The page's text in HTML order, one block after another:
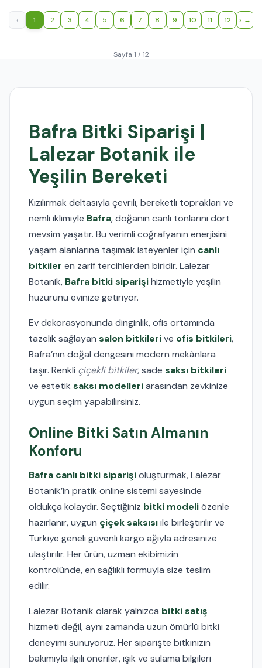
‹ 1 2 3 4 5 6 7 8 9 10 11 12 ›
Sayfa 1 / 12
Bafra Bitki Siparişi |
Lalezar Botanik ile
Yeşilin Bereketi
Kızılırmak deltasıyla çevrili, bereketli toprakları ve
nemli iklimiyle Bafra, doğanın canlı tonlarını dört
mevsim yaşatır. Bu verimli coğrafyanın enerjisini
yaşam alanlarına taşımak isteyenler için canlı
bitkiler en zarif tercihlerden biridir. Lalezar
Botanik, Bafra bitki siparişihizmetiyle yeşilin
huzurunu evinize getiriyor.
Ev dekorasyonunda dinginlik, ofis ortamında
tazelik sağlayan salon bitkilerive ofis bitkileri,
Bafra’nın doğal dengesini modern mekânlara
taşır. Renkli çiçekli bitkiler, sade saksı bitkileri
ve estetik saksı modelleriarasından zevkinize
uygun seçim yapabilirsiniz.
Online Bitki Satın Almanın
Konforu
Bafra canlı bitki siparişioluşturmak, Lalezar
Botanik’in pratik online sistemi sayesinde
oldukça kolaydır. Seçtiğiniz bitki modeliözenle
hazırlanır, uygun çiçek saksısıile birleştirilir ve
Türkiye geneli güvenli kargo ağıyla adresinize
ulaştırılır. Her ürün, uzman ekibimizin
kontrolünde, en sağlıklı formuyla size teslim
edilir.
Lalezar Botanik olarak yalnızca bitki satış
hizmeti değil, aynı zamanda uzun ömürlü bitki
deneyimi sunuyoruz. Her siparişte bitkinizin
bakımıyla ilgili öneriler, ışık ve sulama bilgileri